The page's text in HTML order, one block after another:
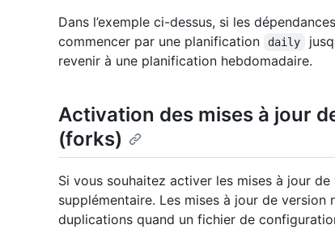
Dans l’exemple ci-dessus, si les
commencer par une planification
daily
revenir à une planification hebdomadaire.
Activation des mises à jour
(forks)
Si vous souhaitez activer les mises à jour
supplémentaire. Les mises à jour de
duplications quand un fichier de